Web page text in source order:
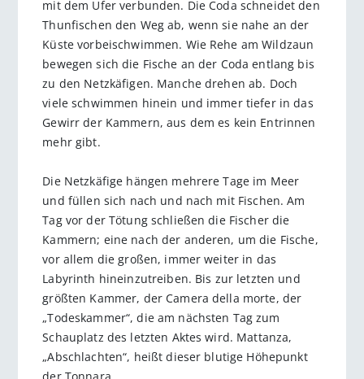
mit dem Ufer verbunden. Die Coda schneidet den
Thunfischen den Weg ab, wenn sie nahe an der
Küste vorbeischwimmen. Wie Rehe am Wildzaun
bewegen sich die Fische an der Coda entlang bis
zu den Netzkäfigen. Manche drehen ab. Doch
viele schwimmen hinein und immer tiefer in das
Gewirr der Kammern, aus dem es kein Entrinnen
mehr gibt.
Die Netzkäfige hängen mehrere Tage im Meer
und füllen sich nach und nach mit Fischen. Am
Tag vor der Tötung schließen die Fischer die
Kammern; eine nach der anderen, um die Fische,
vor allem die großen, immer weiter in das
Labyrinth hineinzutreiben. Bis zur letzten und
größten Kammer, der Camera della morte, der
„Todeskammer“, die am nächsten Tag zum
Schauplatz des letzten Aktes wird. Mattanza,
„Abschlachten“, heißt dieser blutige Höhepunkt